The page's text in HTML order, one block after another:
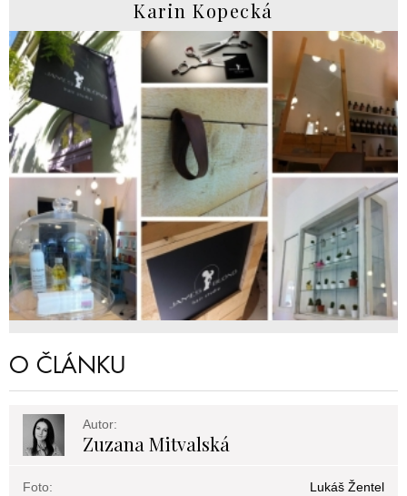
Karin Kopecká
O ČLÁNKU
Autor:
Zuzana Mitvalská
Foto: Lukáš Žentel